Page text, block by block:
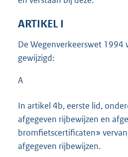
ARTIKEL I
De Wegenverkeerswet 1994
gewijzigd:
A
In artikel 4b, eerste lid,
afgegeven rijbewijzen en
bromfietscertificaten»
afgegeven rijbewijzen.